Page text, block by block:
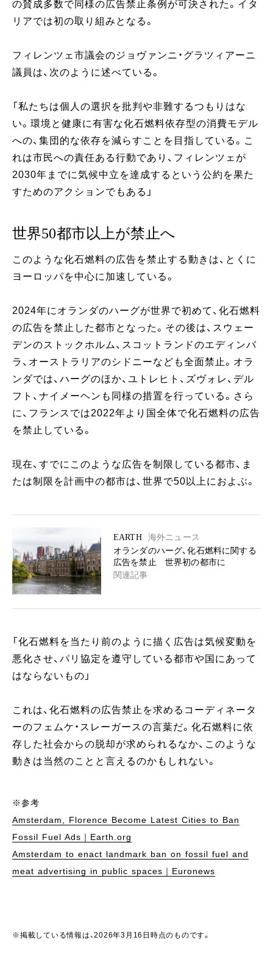
の賛成多数で同様の広告禁止条例が可決された。イタ
リアでは初の取り組みとなる。
フィレンツェ市議会のジョヴァンニ・グラツィアーニ
議員は、次のように述べている。
「私たちは個人の選択を批判や非難するつもりはな
い。環境と健康に有害な化石燃料依存型の消費モデル
への、集団的な依存を減らすことを目指している。こ
れは市民への責任ある行動であり、フィレンツェが
2030年までに気候中立を達成するという公約を果た
すためのアクションでもある」
世界50都市以上が禁止へ
このような化石燃料の広告を禁止する動きは、とくに
ヨーロッパを中心に加速している。
2024年にオランダのハーグが世界で初めて、化石燃料
の広告を禁止した都市となった。その後は、スウェー
デンのストックホルム、スコットランドのエディンバ
ラ、オーストラリアのシドニーなども全面禁止。オラ
ンダでは、ハーグのほか、ユトレヒト、ズヴォレ、デル
フト、ナイメーヘンも同様の措置を行っている。さら
に、フランスでは2022年より国全体で化石燃料の広告
を禁止している。
現在、すでにこのような広告を制限している都市、ま
たは制限を計画中の都市は、世界で50以上におよぶ。
EARTH
海外ニュース
オランダのハーグ、化石燃料に関する
広告を禁止 世界初の都市に
関連記事
「化石燃料を当たり前のように描く広告は気候変動を
悪化させ、パリ協定を遵守している都市や国にあって
はならないもの」
これは、化石燃料の広告禁止を求めるコーディネータ
ーのフェムケ・スレーガースの言葉だ。化石燃料に依
存した社会からの脱却が求められるなか、このような
動きは当然のことと言えるのかもしれない。
※参考
Amsterdam, Florence Become Latest Cities to Ban
Fossil Fuel Ads｜Earth.org
Amsterdam to enact landmark ban on fossil fuel and
meat advertising in public spaces｜Euronews
※掲載している情報は、2026年3月16日時点のものです。